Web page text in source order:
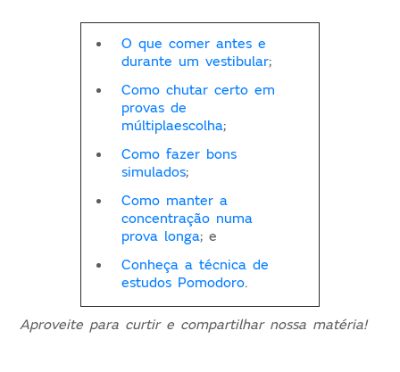
O que comer antes e
durante um vestibular;
Como chutar certo em
provas de
múltiplaescolha;
Como fazer bons
simulados;
Como manter a
concentração numa
prova longa; e
Conheça a técnica de
estudos Pomodoro.
Aproveite para curtir e compartilhar nossa matéria!